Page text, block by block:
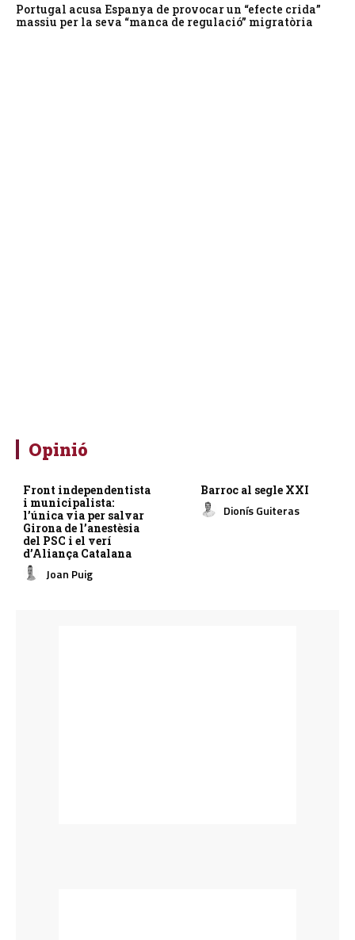
Portugal acusa Espanya de provocar un “efecte crida”
massiu per la seva “manca de regulació” migratòria
Opinió
Front independentista
i municipalista:
l’única via per salvar
Girona de l’anestèsia
del PSC i el verí
d’Aliança Catalana
Joan Puig
Barroc al segle XXI
Dionís Guiteras